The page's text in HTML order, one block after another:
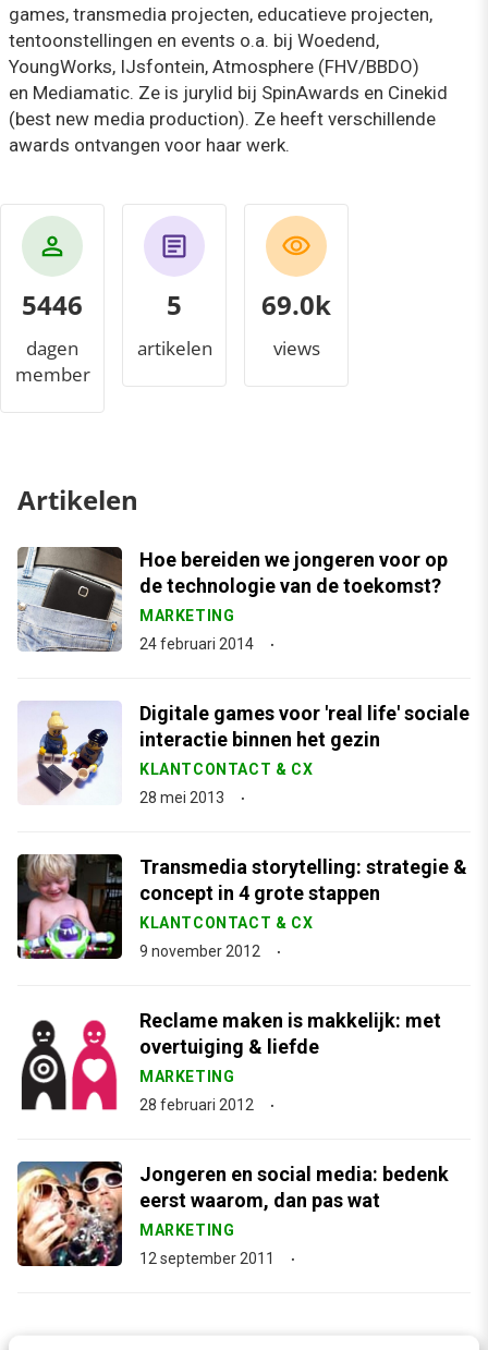
games, transmedia projecten, educatieve projecten,
tentoonstellingen en events o.a. bij Woedend,
YoungWorks, IJsfontein, Atmosphere (FHV/BBDO)
en Mediamatic. Ze is jurylid bij SpinAwards en Cinekid
(best new media production). Ze heeft verschillende
awards ontvangen voor haar werk.
5446
dagen
member
5
artikelen
75.3k
views
Artikelen
Hoe bereiden we jongeren voor op
de technologie van de toekomst?
MARKETING
24 februari 2014
Digitale games voor 'real life' sociale
interactie binnen het gezin
KLANTCONTACT & CX
28 mei 2013
Transmedia storytelling: strategie &
concept in 4 grote stappen
KLANTCONTACT & CX
9 november 2012
Reclame maken is makkelijk: met
overtuiging & liefde
MARKETING
28 februari 2012
Jongeren en social media: bedenk
eerst waarom, dan pas wat
MARKETING
12 september 2011